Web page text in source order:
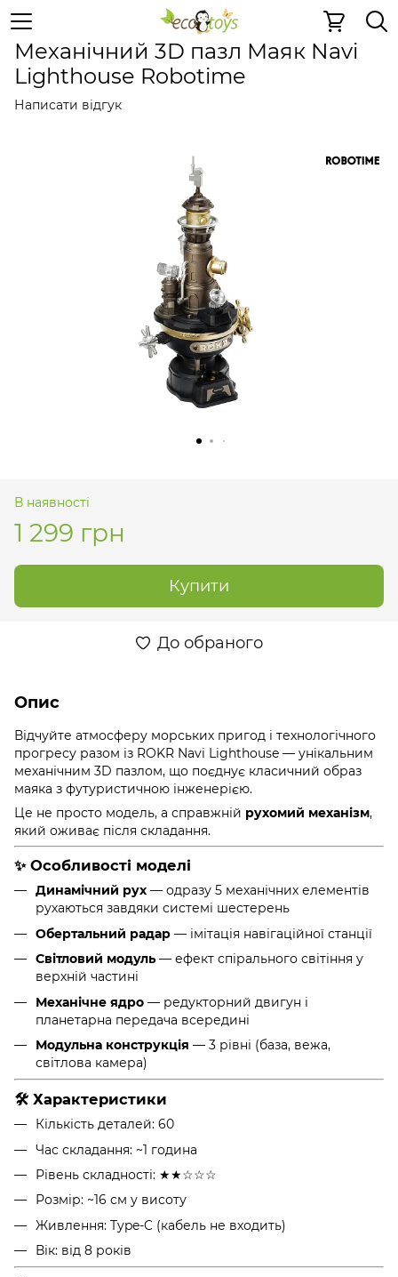
Дерев'яні конструктори Механічні 3D пазли
Механічний 3D пазл Маяк Navi
Lighthouse Robotime
Написати відгук
В наявності
1 299 грн
Купити
До обраного
Опис
Відчуйте атмосферу морських пригод і технологічного
прогресу разом із ROKR Navi Lighthouse — унікальним
механічним 3D пазлом, що поєднує класичний образ
маяка з футуристичною інженерією.
Це не просто модель, а справжній рухомий механізм,
який оживає після складання.
✨ Особливості моделі
Динамічний рух — одразу 5 механічних елементів
рухаються завдяки системі шестерень
Обертальний радар — імітація навігаційної станції
Світловий модуль — ефект спірального світіння у
верхній частині
Механічне ядро — редукторний двигун і
планетарна передача всередині
Модульна конструкція — 3 рівні (база, вежа,
світлова камера)
🛠 Характеристики
Кількість деталей: 60
Час складання: ~1 година
Рівень складності: ★★☆☆☆
Розмір: ~16 см у висоту
Живлення: Type-C (кабель не входить)
Вік: від 8 років